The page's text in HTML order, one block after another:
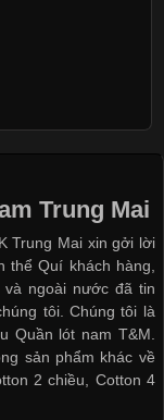
trở thành một
ngành thời trang
với môi trường.
ngày, loại vải
đồ lót
Trung Mai
Trung Mai xin gởi lời
Quí khách hàng,
ngoài nước đã tin
tôi. Chúng tôi là
Quần lót nam T&M.
sản phẩm khác về
2 chiều, Cotton 4